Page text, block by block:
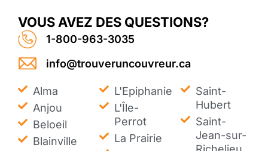
VOUS AVEZ DES QUESTIONS?
1-800-963-3035
info@trouveruncouvreur.ca
Alma
Anjou
Beloeil
Blainville
L'Epiphanie
L'Île-
Perrot
La Prairie
Saint-
Hubert
Saint-
Jean-sur-